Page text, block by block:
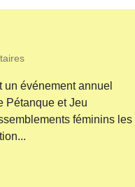
événement annuel
Pétanque et Jeu
féminins les